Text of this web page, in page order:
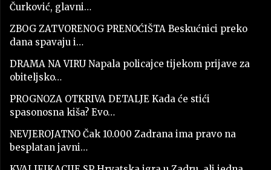
Čurković, glavni…
ZBOG ZATVORENOG PRENOĆIŠTA Beskućnici preko
dana spavaju i…
DRAMA NA VIRU Napala policajce tijekom prijave za
obiteljsko…
PROGNOZA OTKRIVA DETALJE Kada će stići
spasonosna kiša? Evo…
NEVJEROJATNO Čak 10.000 Zadrana ima pravo na
besplatan javni…